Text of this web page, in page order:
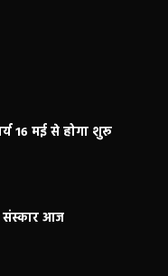
16 मई से होगा शुरू
आज